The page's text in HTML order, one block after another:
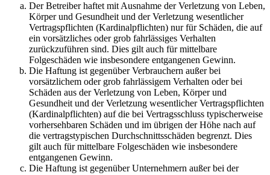
Der Betreiber haftet mit Ausnahme der Verletzung von Leben,
Körper und Gesundheit und der Verletzung wesentlicher
Vertragspflichten (Kardinalpflichten) nur für Schäden, die auf
ein vorsätzliches oder grob fahrlässiges Verhalten
zurückzuführen sind. Dies gilt auch für mittelbare
Folgeschäden wie insbesondere entgangenen Gewinn.
Die Haftung ist gegenüber Verbrauchern außer bei
vorsätzlichem oder grob fahrlässigem Verhalten oder bei
Schäden aus der Verletzung von Leben, Körper und
Gesundheit und der Verletzung wesentlicher Vertragspflichten
(Kardinalpflichten) auf die bei Vertragsschluss typischerweise
vorhersehbaren Schäden und im übrigen der Höhe nach auf
die vertragstypischen Durchschnittsschäden begrenzt. Dies
gilt auch für mittelbare Folgeschäden wie insbesondere
entgangenen Gewinn.
Die Haftung ist gegenüber Unternehmern außer bei der